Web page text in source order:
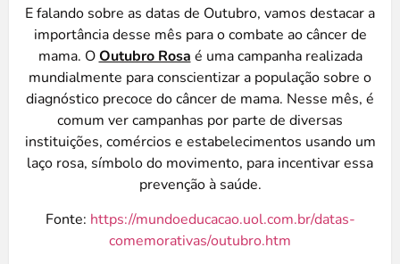
E falando sobre as datas de Outubro, vamos destacar a
importância desse mês para o combate ao câncer de
mama. OOutubro Rosa é uma campanha realizada
mundialmente para conscientizar a população sobre o
diagnóstico precoce do câncer de mama. Nesse mês, é
comum ver campanhas por parte de diversas
instituições, comércios e estabelecimentos usando um
laço rosa, símbolo do movimento, para incentivar essa
prevenção à saúde.
Fonte: https://mundoeducacao.uol.com.br/datas-
comemorativas/outubro.htm